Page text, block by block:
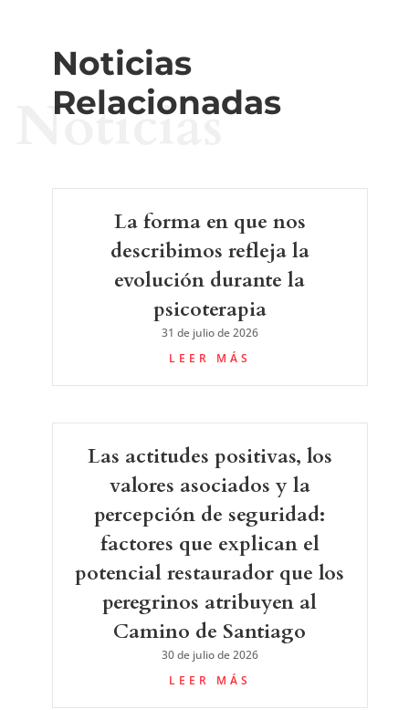
Noticias
Relacionadas
Noticias
La forma en que nos
describimos refleja la
evolución durante la
psicoterapia
31 de julio de 2026
LEER MÁS
Las actitudes positivas, los
valores asociados y la
percepción de seguridad:
factores que explican el
potencial restaurador que los
peregrinos atribuyen al
Camino de Santiago
30 de julio de 2026
LEER MÁS